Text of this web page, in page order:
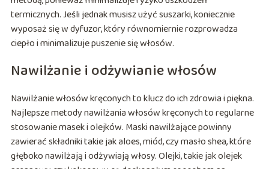
termicznych. Jeśli jednak musisz użyć suszarki, koniecznie
wyposaż się w dyfuzor, który równomiernie rozprowadza
ciepło i minimalizuje puszenie się włosów.
Nawilżanie i odżywianie włosów
Nawilżanie włosów kręconych to klucz do ich zdrowia i piękna.
Najlepsze metody nawilżania włosów kręconych to regularne
stosowanie masek i olejków. Maski nawilżające powinny
zawierać składniki takie jak aloes, miód, czy masło shea, które
głęboko nawilżają i odżywiają włosy. Olejki, takie jak olejek